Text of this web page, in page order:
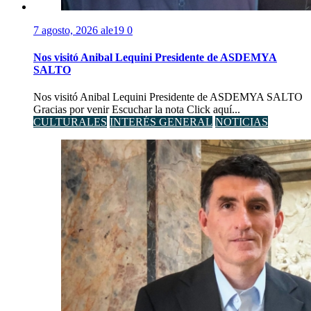
7 agosto, 2026 ale19 0
Nos visitó Anibal Lequini Presidente de ASDEMYA
SALTO
Nos visitó Anibal Lequini Presidente de ASDEMYA SALTO
Gracias por venir Escuchar la nota Click aquí...
CULTURALES INTERÉS GENERAL NOTICIAS